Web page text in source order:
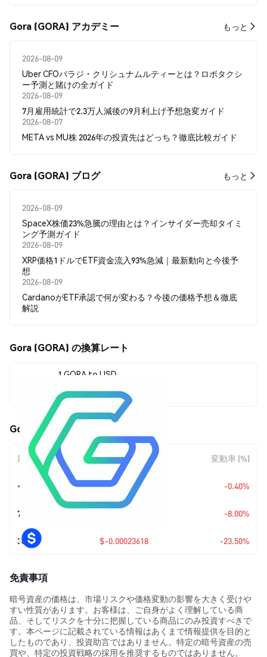
Gora (GORA) アカデミー もっと
2026-08-09
Uber CFOバラジ・クリシュナムルティーとは？ロボタクシ
ー予測と賭けの全ガイド
2026-08-09
7月雇用統計で2.3万人減後の9月利上げ予想急変ガイド
2026-08-07
META vs MU株 2026年の投資先はどっち？徹底比較ガイド
Gora (GORA) ブログ もっと
2026-08-09
SpaceX株価23%急騰の理由とは？インサイダー売却タイミ
ング予測ガイド
2026-08-09
XRP価格1ドルでETF資金流入93%急減｜最新動向と今後予
想
2026-08-09
CardanoがETF承認で何が変わる？今後の価格予想＆徹底
解説
Gora (GORA) の換算レート
1 GORA to USD
$0.00076885
Gora (GORA) の価格変動
期間 金額変動 変動率 (%)
今日 $-0.00000309 -0.40%
7日 -8.00%
30日 $-0.00023618 -23.50%
免責事項
暗号資産の価格は、市場リスクや価格変動の影響を大きく受けや
すい性質があります。お客様は、ご自身がよく理解している商
品、そしてリスクを十分に把握している商品にのみ投資すべきで
す。本ページに記載されている情報はあくまで情報提供を目的と
したものであり、投資助言ではありません。特定の暗号資産の売
買や、特定の投資戦略の採用を推奨するものではありません。